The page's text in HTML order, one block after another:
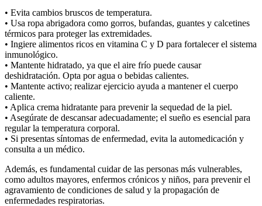
• Evita cambios bruscos de temperatura.
• Usa ropa abrigadora como gorros, bufandas, guantes y calcetines
térmicos para proteger las extremidades.
• Ingiere alimentos ricos en vitamina C y D para fortalecer el sistema
inmunológico.
• Mantente hidratado, ya que el aire frío puede causar
deshidratación. Opta por agua o bebidas calientes.
• Mantente activo; realizar ejercicio ayuda a mantener el cuerpo
caliente.
• Aplica crema hidratante para prevenir la sequedad de la piel.
• Asegúrate de descansar adecuadamente; el sueño es esencial para
regular la temperatura corporal.
• Si presentas síntomas de enfermedad, evita la automedicación y
consulta a un médico.
Además, es fundamental cuidar de las personas más vulnerables,
como adultos mayores, enfermos crónicos y niños, para prevenir el
agravamiento de condiciones de salud y la propagación de
enfermedades respiratorias.